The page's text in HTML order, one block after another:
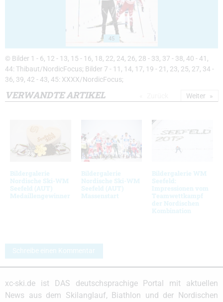
45
© Bilder 1 - 6, 12 - 13, 15 - 16, 18, 22, 24, 26, 28 - 33, 37 - 38, 40 - 41,
44: Thibaut/NordicFocus; Bilder 7 - 11, 14, 17, 19 - 21, 23, 25, 27, 34 -
36, 39, 42 - 43, 45: XXXX/NordicFocus;
VERWANDTE ARTIKEL
Bildergalerie
Nordische Ski-WM
Seefeld (AUT)
Medaillengewinner
Bildergalerie
Nordische Ski-WM
Seefeld (AUT)
Massenstart
Bildergalerie WM
Seefeld:
Impressionen vom
Teamwettkampf
der Nordischen
Kombination
Weiter
Schreibe einen Kommentar
xc-ski.de ist DAS deutschsprachige Portal mit aktuellen
News aus dem Skilanglauf, Biathlon und der Nordischen